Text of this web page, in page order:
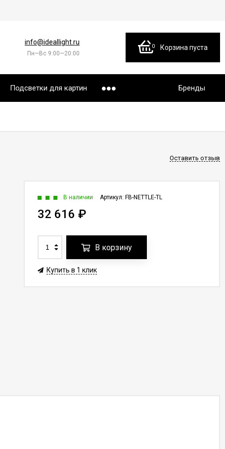
info@ideallight.ru
Пн—Вс 9:00—20:00
0 Корзина пуста
Бренды
Подсветки для картин
Оставить отзыв
Артикул: FB-NETTLE-TL
В наличии
32 616 ₽
В корзину
Купить в 1 клик